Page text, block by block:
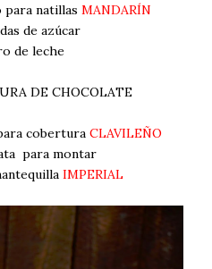
para natillas MANDARÍN
de azúcar
de leche
DE CHOCOLATE
cobertura CLAVILEÑO
para montar
IMPERIAL